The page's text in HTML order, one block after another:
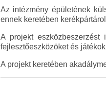
Az intézmény épületének
ennek keretében
A projekt eszközbeszerzést
fejlesztőeszközöket és
A projekt keretében